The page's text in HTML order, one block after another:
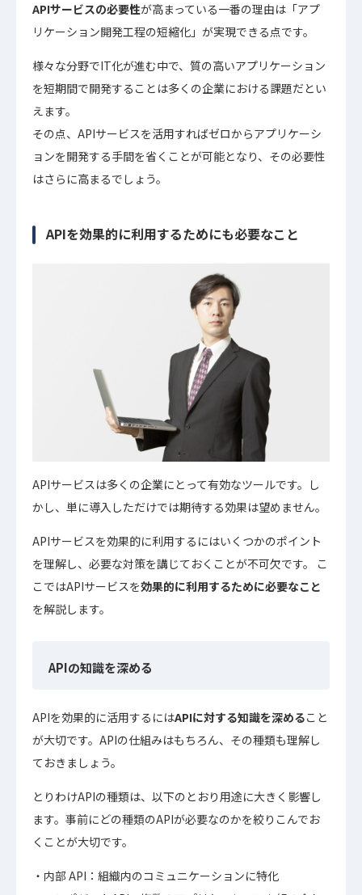
APIサービスの必要性が高まっている一番の理由は「アプ
リケーション開発工程の短縮化」が実現できる点です。
様々な分野でIT化が進む中で、質の高いアプリケーション
を短期間で開発することは多くの企業における課題だとい
えます。
その点、APIサービスを活用すればゼロからアプリケーシ
ョンを開発する手間を省くことが可能となり、その必要性
はさらに高まるでしょう。
APIを効果的に利用するためにも必要なこと
APIサービスは多くの企業にとって有効なツールです。し
かし、単に導入しただけでは期待する効果は望めません。
APIサービスを効果的に利用するにはいくつかのポイント
を理解し、必要な対策を講じておくことが不可欠です。 こ
こではAPIサービスを効果的に利用するために必要なこと
を解説します。
APIの知識を深める
APIを効果的に活用するにはAPIに対する知識を深めること
が大切です。APIの仕組みはもちろん、その種類も理解し
ておきましょう。
とりわけAPIの種類は、以下のとおり用途に大きく影響し
ます。事前にどの種類のAPIが必要なのかを絞りこんでお
くことが大切です。
内部 API：組織内のコミュニケーションに特化